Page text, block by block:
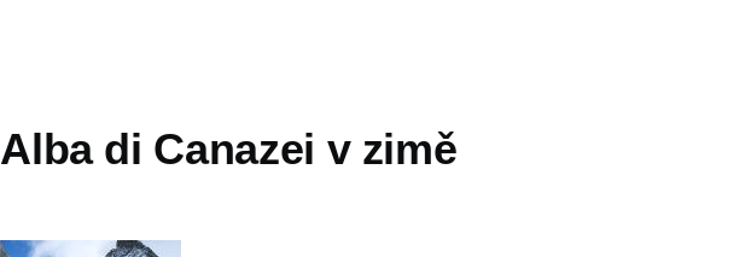
Alba di Canazei v zimě